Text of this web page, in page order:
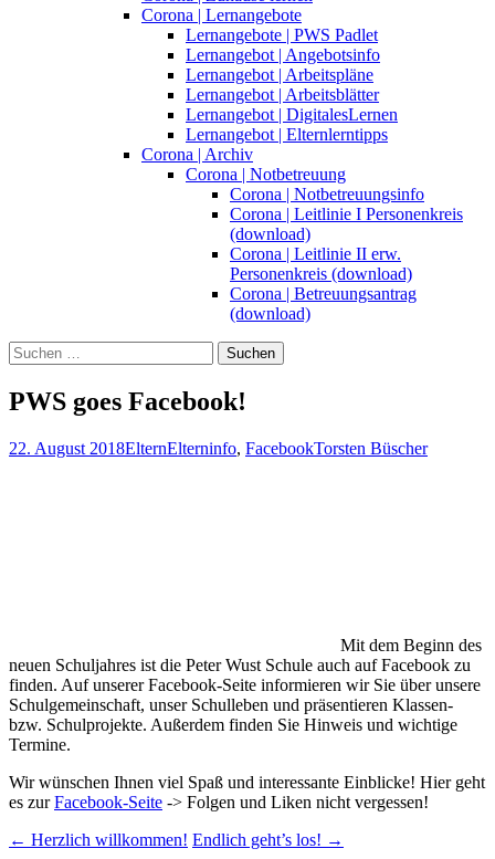
Corona | Lernangebote
Lernangebote | PWS Padlet
Lernangebot | Angebotsinfo
Lernangebot | Arbeitspläne
Lernangebot | Arbeitsblätter
Lernangebot | DigitalesLernen
Lernangebot | Elternlerntipps
Corona | Archiv
Corona | Notbetreuung
Corona | Notbetreuungsinfo
Corona | Leitlinie I Personenkreis
(download)
Corona | Leitlinie II erw.
Personenkreis (download)
Corona | Betreuungsantrag
(download)
Suchen
nach:
PWS goes Facebook!
22. August 2018ElternElterninfo, FacebookTorsten Büscher
Mit dem Beginn des
neuen Schuljahres ist die Peter Wust Schule auch auf Facebook zu
finden. Auf unserer Facebook-Seite informieren wir Sie über unsere
Schulgemeinschaft, unser Schulleben und präsentieren Klassen-
bzw. Schulprojekte. Außerdem finden Sie Hinweis und wichtige
Termine.
Wir wünschen Ihnen viel Spaß und interessante Einblicke! Hier geht
es zurFacebook-Seite -> Folgen und Liken nicht vergessen!
Beitragsnavigation
← Herzlich willkommen! Endlich geht’s los! →